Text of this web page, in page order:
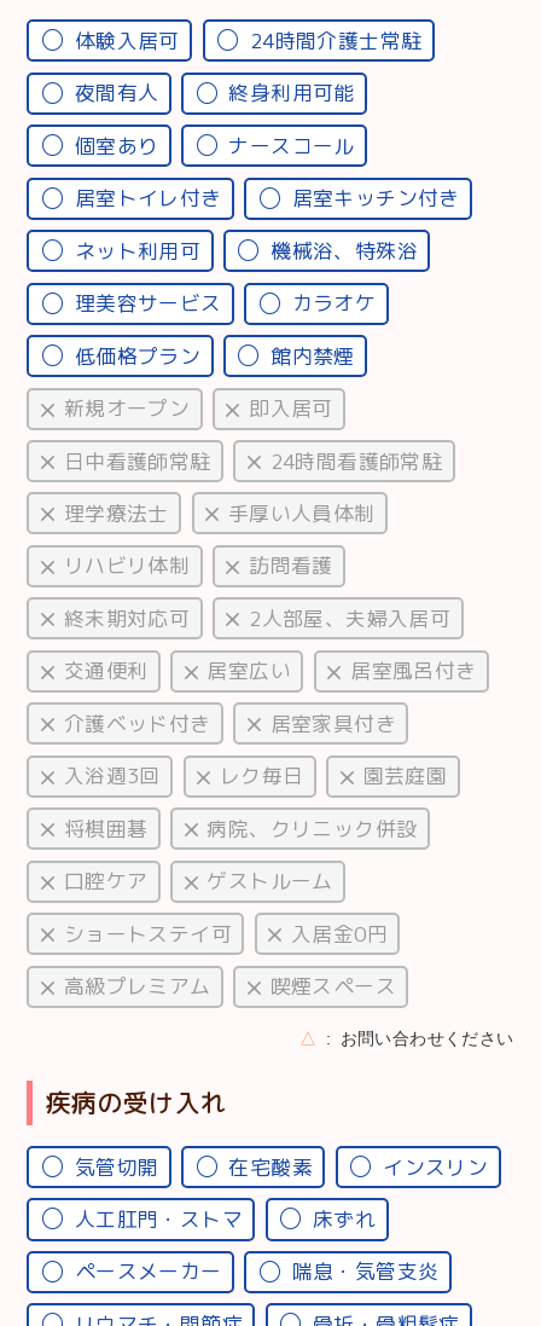
体験入居可
24時間介護士常駐
夜間有人
終身利用可能
個室あり
ナースコール
居室トイレ付き
居室キッチン付き
ネット利用可
機械浴、特殊浴
理美容サービス
カラオケ
低価格プラン
館内禁煙
新規オープン
即入居可
日中看護師常駐
24時間看護師常駐
理学療法士
手厚い人員体制
リハビリ体制
訪問看護
終末期対応可
2人部屋、夫婦入居可
交通便利
居室広い
居室風呂付き
介護ベッド付き
居室家具付き
入浴週3回
レク毎日
園芸庭園
将棋囲碁
病院、クリニック併設
口腔ケア
ゲストルーム
ショートステイ可
入居金0円
高級プレミアム
喫煙スペース
△ お問い合わせください
疾病の受け入れ
気管切開 在宅酸素
インスリン
人工肛門・ストマ
床ずれ
ペースメーカー
喘息・気管支炎